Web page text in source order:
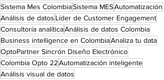
Sistema Mes ColombiaSistema MESAutomatización
Análisis de datos Líder de Customer Engagement
Consultoría analíticaAnálisis de datos Colombia
Business intelligence en ColombiaAnaliza tu data
OptoPartner Sincrón Diseño Electrónico
Colombia Opto 22Automatización inteligente
Análisis visual de datos